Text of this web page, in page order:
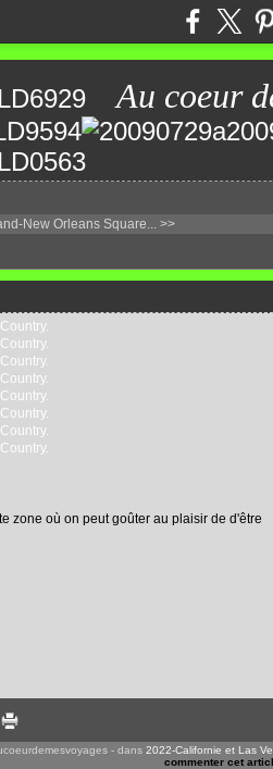
Au coeur
New Orleans Square... >>
zone où on peut goûter au plaisir de d'être
- dans 2022-Californie et Las
commenter cet